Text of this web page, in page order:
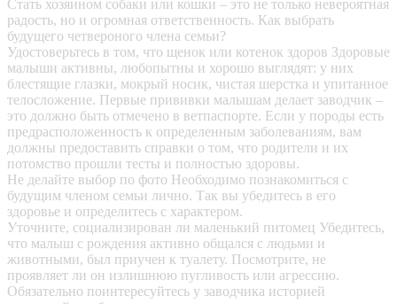
Стать хозяином собаки или кошки – это не только невероятная
радость, но и огромная ответственность. Как выбрать
будущего четвероного члена семьи?
Удостоверьтесь в том, что щенок или котенок здоров Здоровые
малыши активны, любопытны и хорошо выглядят: у них
блестящие глазки, мокрый носик, чистая шерстка и упитанное
телосложение. Первые прививки малышам делает заводчик –
это должно быть отмечено в ветпаспорте. Если у породы есть
предрасположенность к определенным заболеваниям, вам
должны предоставить справки о том, что родители и их
потомство прошли тесты и полностью здоровы.
Не делайте выбор по фото Необходимо познакомиться с
будущим членом семьи лично. Так вы убедитесь в его
здоровье и определитесь с характером.
Уточните, социализирован ли маленький питомец Убедитесь,
что малыш с рождения активно общался с людьми и
животными, был приучен к туалету. Посмотрите, не
проявляет ли он излишнюю пугливость или агрессию.
Обязательно поинтересуйтесь у заводчика историей